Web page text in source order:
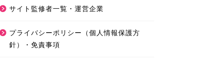
サイト監修者一覧・運営企業
プライバシーポリシー（個人情報保護方
針）・免責事項